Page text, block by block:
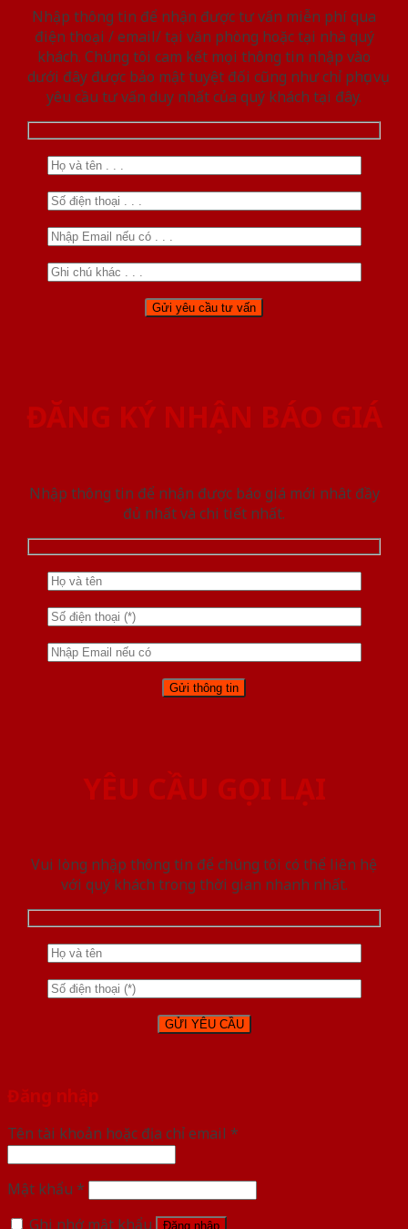
Nhập thông tin để nhận được tư vấn miễn phí qua
điện thoại / email/ tại văn phòng hoặc tại nhà quý
khách. Chúng tôi cam kết mọi thông tin nhập vào
dưới đây được bảo mật tuyệt đối cũng như chỉ phục vụ
yêu cầu tư vấn duy nhất của quý khách tại đây.
ĐĂNG KÝ NHẬN BÁO GIÁ
Nhập thông tin để nhận được báo giá mới nhât đầy
đủ nhất và chi tiết nhất.
YÊU CẦU GỌI LẠI
Vui lòng nhập thông tin để chúng tôi có thể liên hệ
với quý khách trong thời gian nhanh nhất.
Đăng nhập
Tên tài khoản hoặc địa chỉ email *
Mật khẩu *
Ghi nhớ mật khẩu
Đăng nhập